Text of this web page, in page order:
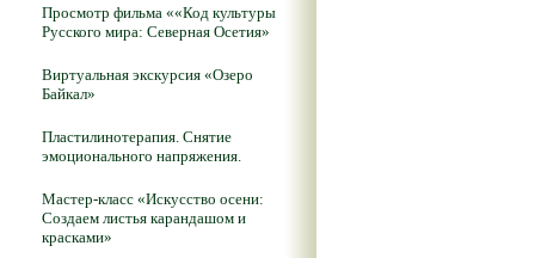
Просмотр фильма ««Код культуры
Русского мира: Северная Осетия»
Виртуальная экскурсия «Озеро
Байкал»
Пластилинотерапия. Снятие
эмоционального напряжения.
Мастер-класс «Искусство осени:
Создаем листья карандашом и
красками»